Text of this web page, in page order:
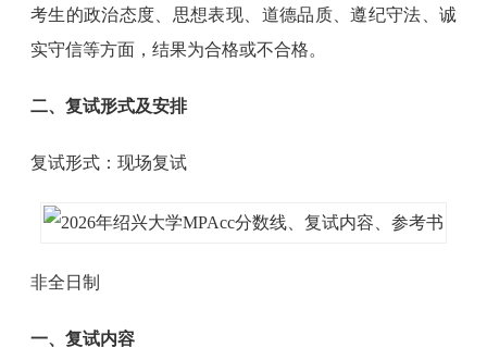
考生的政治态度、思想表现、道德品质、遵纪守法、诚
实守信等方面，结果为合格或不合格。
二、复试形式及安排
复试形式：现场复试
非全日制
一、复试内容